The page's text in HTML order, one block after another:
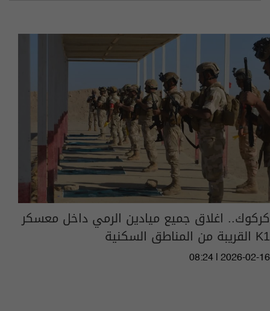
كركوك.. اغلاق جميع ميادين الرمي داخل معسكر
K1 القريبة من المناطق السكنية
08:24 | 2026-02-16